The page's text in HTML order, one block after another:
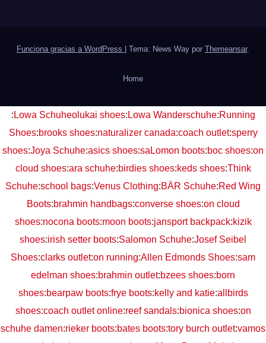
Funciona gracias a WordPress Tema: News Way por Themeansar.
Home
: Lowa Schuheolukai shoes: Lowa Wanderschuhe:Running
Shoes:brooks shoes:naturalizer canada:coach outlet:sperry
shoes:Joya Schuhe:asics shoes:saLomon boots:boc shoes:on
cloud shoes:ara schuhe:birdies shoes:keds shoes:Think
Schuhe:school bags:Venus Clothing:BÄR Schuhe:Red Wing
Boots:brahmin handbags:converse shoes:on cloud
shoes:nocona boots:moon boots:jansport backpack:kizik
shoes:irish setter boots:Salomon Schuhe:Josef Seibel
Shoes:clarks outlet:on running:Allen Edmonds Shoes:sam
edelman shoes:brahmin outlet:bzees shoes:born
shoes:bearpaw boots:frye boots:kelly and katie:allbirds
shoes:coach outlet online:reef sandals:bionica shoes:on
schuhe damen:rieker boots:bates boots:tory burch outlet:vamos